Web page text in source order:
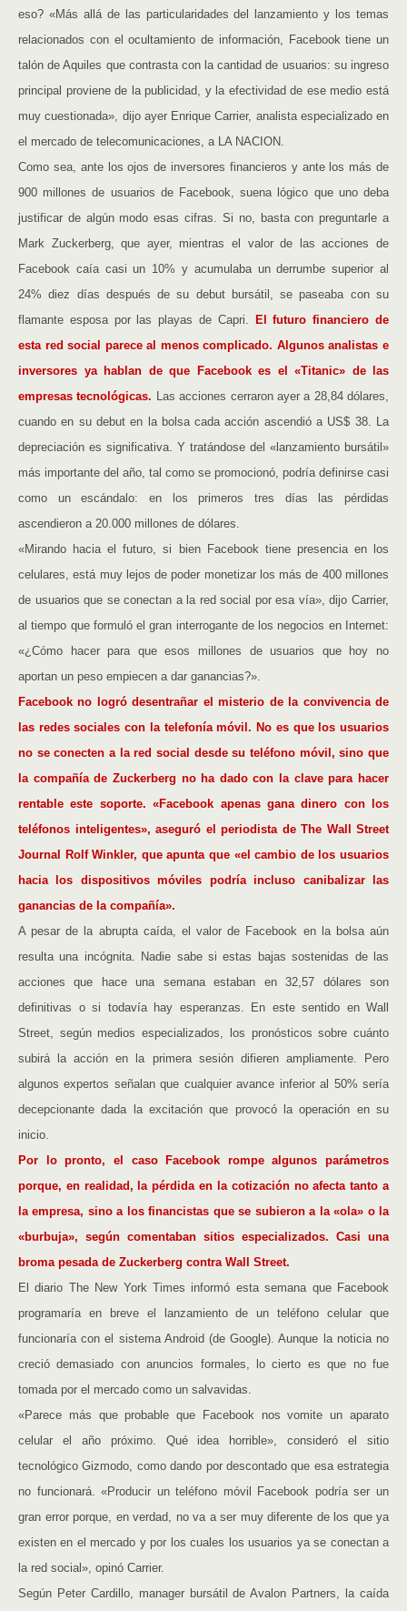
eso? «Más allá de las particularidades del lanzamiento y los temas
relacionados con el ocultamiento de información, Facebook tiene un
talón de Aquiles que contrasta con la cantidad de usuarios: su ingreso
principal proviene de la publicidad, y la efectividad de ese medio está
muy cuestionada», dijo ayer Enrique Carrier, analista especializado en
el mercado de telecomunicaciones, a LA NACION.
Como sea, ante los ojos de inversores financieros y ante los más de
900 millones de usuarios de Facebook, suena lógico que uno deba
justificar de algún modo esas cifras. Si no, basta con preguntarle a
Mark Zuckerberg, que ayer, mientras el valor de las acciones de
Facebook caía casi un 10% y acumulaba un derrumbe superior al
24% diez días después de su debut bursátil, se paseaba con su
flamante esposa por las playas de Capri.
El futuro financiero de
esta red social parece al menos complicado. Algunos analistas e
inversores ya hablan de que Facebook es el «Titanic» de las
empresas tecnológicas. Las acciones cerraron ayer a 28,84 dólares,
cuando en su debut en la bolsa cada acción ascendió a US$ 38. La
depreciación es significativa. Y tratándose del «lanzamiento bursátil»
más importante del año, tal como se promocionó, podría definirse casi
como un escándalo: en los primeros tres días las pérdidas
ascendieron a 20.000 millones de dólares.
«Mirando hacia el futuro, si bien Facebook tiene presencia en los
celulares, está muy lejos de poder monetizar los más de 400 millones
de usuarios que se conectan a la red social por esa vía», dijo Carrier,
al tiempo que formuló el gran interrogante de los negocios en Internet:
«¿Cómo hacer para que esos millones de usuarios que hoy no
aportan un peso empiecen a dar ganancias?».
Facebook no logró desentrañar el misterio de la convivencia de
las redes sociales con la telefonía móvil. No es que los usuarios
no se conecten a la red social desde su teléfono móvil, sino que
la compañía de Zuckerberg no ha dado con la clave para hacer
rentable este soporte. «Facebook apenas gana dinero con los
teléfonos inteligentes», aseguró el periodista de The Wall Street
Journal Rolf Winkler, que apunta que «el cambio de los usuarios
hacia los dispositivos móviles podría incluso canibalizar las
ganancias de la compañía».
A pesar de la abrupta caída, el valor de Facebook en la bolsa aún
resulta una incógnita. Nadie sabe si estas bajas sostenidas de las
acciones que hace una semana estaban en 32,57 dólares son
definitivas o si todavía hay esperanzas. En este sentido en Wall
Street, según medios especializados, los pronósticos sobre cuánto
subirá la acción en la primera sesión difieren ampliamente. Pero
algunos expertos señalan que cualquier avance inferior al 50% sería
decepcionante dada la excitación que provocó la operación en su
inicio.
Por lo pronto, el caso Facebook rompe algunos parámetros
porque, en realidad, la pérdida en la cotización no afecta tanto a
la empresa, sino a los financistas que se subieron a la «ola» o la
«burbuja», según comentaban sitios especializados. Casi una
broma pesada de Zuckerberg contra Wall Street.
El diario The New York Times informó esta semana que Facebook
programaría en breve el lanzamiento de un teléfono celular que
funcionaría con el sistema Android (de Google). Aunque la noticia no
creció demasiado con anuncios formales, lo cierto es que no fue
tomada por el mercado como un salvavidas.
«Parece más que probable que Facebook nos vomite un aparato
celular el año próximo. Qué idea horrible», consideró el sitio
tecnológico Gizmodo, como dando por descontado que esa estrategia
no funcionará. «Producir un teléfono móvil Facebook podría ser un
gran error porque, en verdad, no va a ser muy diferente de los que ya
existen en el mercado y por los cuales los usuarios ya se conectan a
la red social», opinó Carrier.
Según Peter Cardillo, manager bursátil de Avalon Partners, la caída